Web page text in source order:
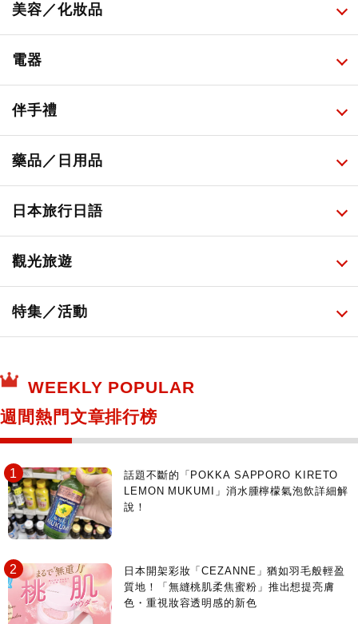
所有
甜點・菓子
人氣店鋪美食
必吃的日式早餐
日本酒達人
美容／化妝品
所有
便利商店化妝品
藥妝店化妝品
電器
所有
健康/美容儀器
廚房家電
伴手禮
所有
伴手禮排行榜
免稅商店
藥品／日用品
所有
百圓商店
日常用藥
日本旅行日語
所有
觀光旅遊
所有
特集／活動
東京百貨店～TOKYO Depart～
WEEKLY POPULAR
週間熱門文章排行榜
話題不斷的「POKKA SAPPORO KIRETO
LEMON MUKUMI」消水腫檸檬氣泡飲詳細解
說！
日本開架彩妝「CEZANNE」猶如羽毛般輕盈
質地！「無縫桃肌柔焦蜜粉」推出想提亮膚
色・重視妝容透明感的新色